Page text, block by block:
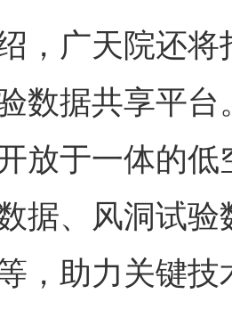
广天院还将
数据共享平
放于一体的
据、风洞试
，助力关键